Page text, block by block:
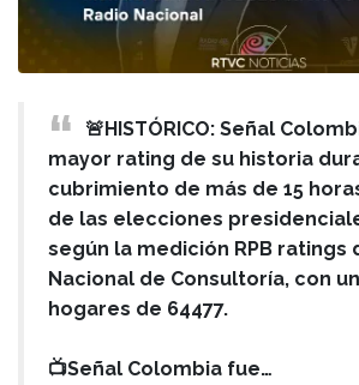
🚨HISTÓRICO: Señal
mayor rating de su historia
cubrimiento de más de 15
de las elecciones
según la medición RPB ratings
Nacional de Consultoría, con
hogares de 64477.
📺Señal Colombia fue…